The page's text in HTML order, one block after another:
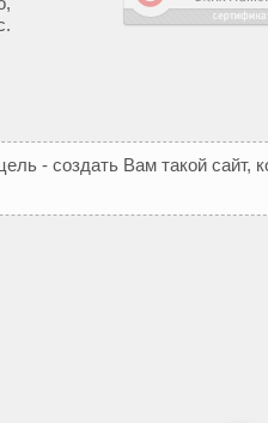
ель - создать Вам такой сайт, к